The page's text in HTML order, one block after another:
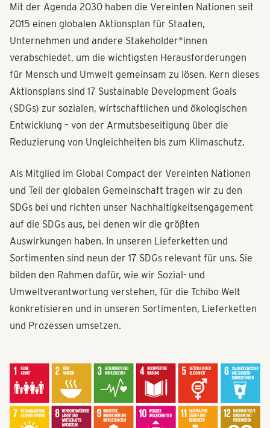
Mit der Agenda 2030 haben die Vereinten Nationen seit
2015 einen globalen Aktionsplan für Staaten,
Unternehmen und andere Stakeholder*innen
verabschiedet, um die wichtigsten Herausforderungen
für Mensch und Umwelt gemeinsam zu lösen. Kern dieses
Aktionsplans sind 17 Sustainable Development Goals
(SDGs) zur sozialen, wirtschaftlichen und ökologischen
Entwicklung – von der Armutsbeseitigung über die
Reduzierung von Ungleichheiten bis zum Klimaschutz.
Als Mitglied im Global Compact der Vereinten Nationen
und Teil der globalen Gemeinschaft tragen wir zu den
SDGs bei und richten unser Nachhaltigkeitsengagement
auf die SDGs aus, bei denen wir die größten
Auswirkungen haben. In unseren Lieferketten und
Sortimenten sind neun der 17 SDGs relevant für uns. Sie
bilden den Rahmen dafür, wie wir Sozial- und
Umweltverantwortung verstehen, für die Tchibo Welt
konkretisieren und in unseren Sortimenten, Lieferketten
und Prozessen umsetzen.